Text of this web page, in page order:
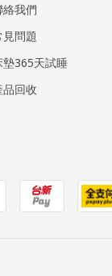
絡我們
見問題
墊365天試睡
品回收